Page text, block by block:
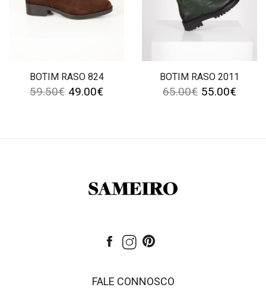
BOTIM RASO 824
59.50€ 49.00€
BOTIM RASO 2011
65.00€ 55.00€
FALE CONNOSCO